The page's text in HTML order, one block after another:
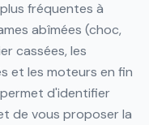
fréquentes à
abîmées (choc,
cassées, les
et les moteurs en fin
d'identifier
de vous proposer la